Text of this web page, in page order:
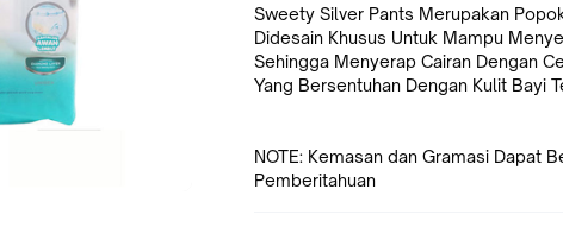
Sweety Silver Pants Merupakan
Didesain Khusus Untuk Mampu
Sehingga Menyerap Cairan Dengan
Yang Bersentuhan Dengan Kulit Bayi
NOTE: Kemasan dan Gramasi Dapat
Pemberitahuan